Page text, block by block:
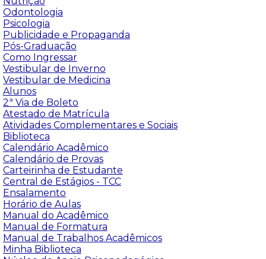
Odontologia
Psicologia
Publicidade e Propaganda
Pós-Graduação
Como Ingressar
Vestibular de Inverno
Vestibular de Medicina
Alunos
2ª Via de Boleto
Atestado de Matrícula
Atividades Complementares e Sociais
Biblioteca
Calendário Acadêmico
Calendário de Provas
Carteirinha de Estudante
Central de Estágios - TCC
Ensalamento
Horário de Aulas
Manual do Acadêmico
Manual de Formatura
Manual de Trabalhos Acadêmicos
Minha Biblioteca